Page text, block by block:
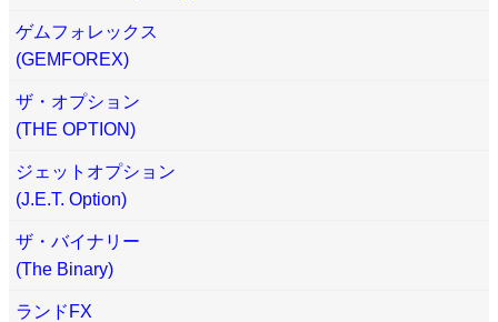
ゲムフォレックス
(GEMFOREX)
ザ・オプション
(THE OPTION)
ジェットオプション
(J.E.T. Option)
ザ・バイナリー
(The Binary)
ランドFX